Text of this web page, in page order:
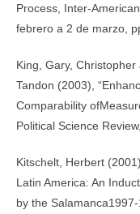
Process, Inter-
febrero a 2 de marzo,
King, Gary,
Tandon (2003),
Comparability
Political Science
Kitschelt, Herbert
Latin America: An
by the